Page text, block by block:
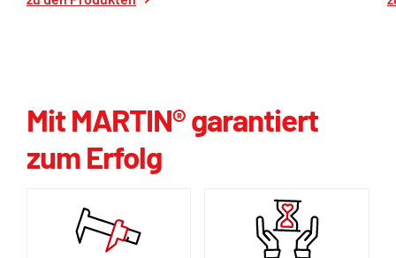
Mit MARTIN® garantiert
zum Erfolg